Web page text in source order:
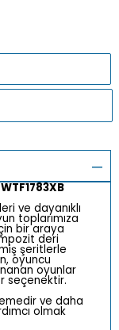
ve dayanıklı
toplarımıza
bir araya
deri
şeritlerle
oyuncu
oyunlar
seçenektir.
ve daha
olmak